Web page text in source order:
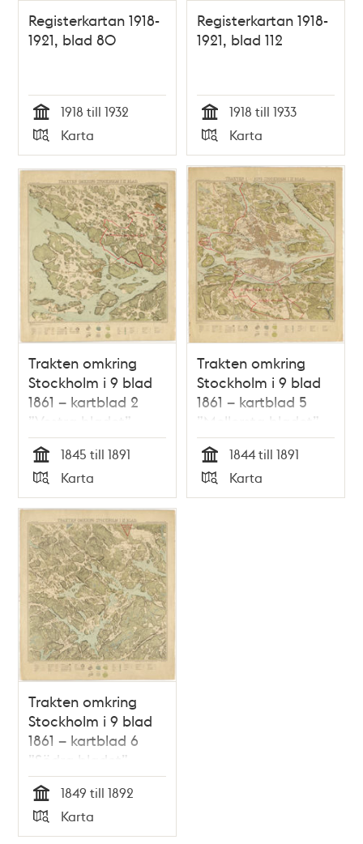
Registerkartan 1918-
1921, blad 80
Tid
1918 till 1932
Typ
Karta
Registerkartan 1918-
1921, blad 112
Tid
1918 till 1933
Typ
Karta
Trakten omkring
Stockholm i 9 blad
1861 – kartblad 2
”Vestra bladet”,
översett 1891
Tid
1845 till 1891
Typ
Karta
Trakten omkring
Stockholm i 9 blad
1861 – kartblad 5
”Mellersta bladet”,
översett 1891
Tid
1844 till 1891
Typ
Karta
Trakten omkring
Stockholm i 9 blad
1861 – kartblad 6
”Södra bladet”,
översett 1892
Tid
1849 till 1892
Typ
Karta